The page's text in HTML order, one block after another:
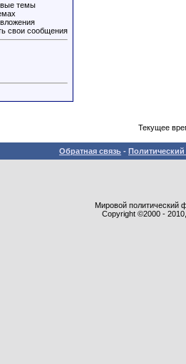
темы
свои сообщения
Текущее
Обратная связь -
Мировой политический
Copyright ©2000 -